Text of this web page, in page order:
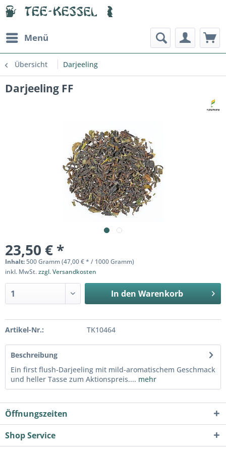
Menü
Übersicht Darjeeling
Darjeeling FF
23,50 € *
Inhalt:500 Gramm (47,00 € * / 1000 Gramm)
inkl. MwSt.zzgl. Versandkosten
In den Warenkorb
Artikel-Nr.: TK10464
Beschreibung
Ein first flush-Darjeeling mit mild-aromatischem Geschmack
und heller Tasse zum Aktionspreis.... mehr
Öffnungszeiten
Shop Service